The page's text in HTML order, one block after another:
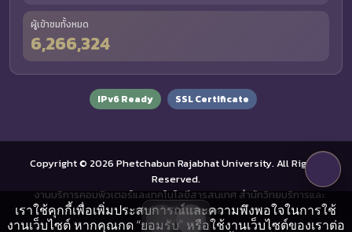
ผู้เข้าชมทั้งหมด
6,266,324
IPv6 Ready SSL Certificate
Copyright © 2026 Phetchabun Rajabhat University. All Rights
Reserved.
งานบริการคอมพิวเตอร์และเทคโนโลยีสารสนเทศ สำนักวิทยบริการและ
เทคโนโลยีสารสนเทศ
เราใช้คุกกี้เพื่อเพิ่มประสบการณ์และความพึงพอใจในการใช้
งานเว็บไซต์ หากคุณกด “ยอมรับ” หรือใช้งานเว็บไซต์ของเราต่อ